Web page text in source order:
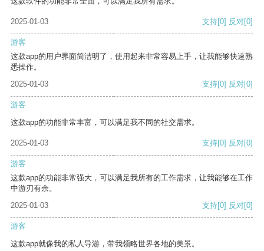
2025-01-03 支持[0] 反对[0]
游客
这款app的用户界面简洁明了，使用起来非常容易上手，让我能够快速熟
悉操作。
2025-01-03
支持[0] 反对[0]
游客
这款app的功能非常丰富，可以满足我不同的社交需求。
2025-01-03 支持[0] 反对[0]
游客
这款app的功能非常强大，可以满足我所有的工作需求，让我能够在工作
中游刃有余。
2025-01-03
支持[0] 反对[0]
游客
这款app就像我的私人导游，带我领略世界各地的美景。